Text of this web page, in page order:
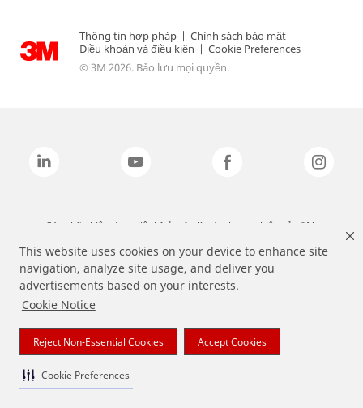
This website uses cookies on your device to enhance site
navigation, analyze site usage, and deliver you
advertisements based on your interests.
Cookie Notice
Reject Non-Essential Cookies Accept Cookies
Cookie Preferences
Thông tin hợp pháp | Chính sách bảo mật |
Điều khoản và điều kiện | Cookie Preferences
© 3M 2026. Bảo lưu mọi quyền.
Các nhãn hiệu được liệt kê ở trên là các thương hiệu của 3M.